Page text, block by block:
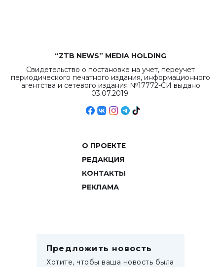
“ZTB NEWS” MEDIA HOLDING
Свидетельство о постановке на учет, переучет
периодического печатного издания, информационного
агентства и сетевого издания №17772-СИ выдано
03.07.2019.
О ПРОЕКТЕ
РЕДАКЦИЯ
КОНТАКТЫ
РЕКЛАМА
Предложить новость
Хотите, чтобы ваша новость была